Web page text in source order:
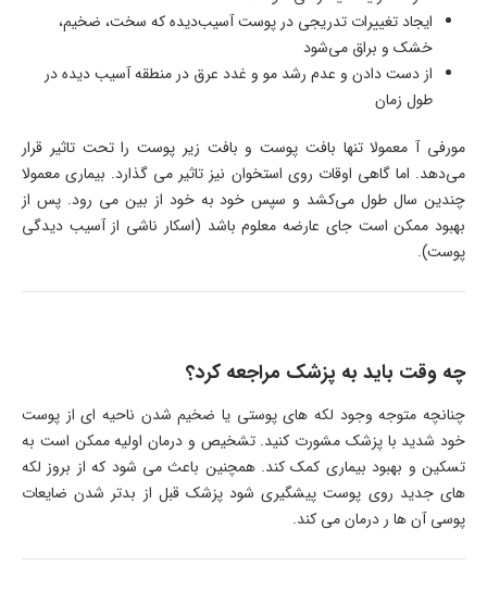
ایجاد تغییرات تدریجی در پوست آسیب‌دیده که سخت، ضخیم،
خشک و براق می‌شود
از دست دادن و عدم رشد مو و غدد عرق در منطقه آسیب دیده در
طول زمان
مورفی آ معمولا تنها بافت پوست و بافت زیر پوست را تحت تاثیر قرار
می‌دهد. اما گاهی اوقات روی استخوان نیز تاثیر می گذارد. بیماری معمولا
چندین سال طول می‌کشد و سپس خود به خود از بین می رود. پس از
بهبود ممکن است جای عارضه معلوم باشد (اسکار ناشی از آسیب دیدگی
پوست).
چه وقت باید به پزشک مراجعه کرد؟
چنانچه متوجه وجود لکه های پوستی یا ضخیم شدن ناحیه ای از پوست
خود شدید با پزشک مشورت کنید. تشخیص و درمان اولیه ممکن است به
تسکین و بهبود بیماری کمک کند. همچنین باعث می شود که از بروز لکه
های جدید روی پوست پیشگیری شود پزشک قبل از بدتر شدن ضایعات
پوسی آن ها ر درمان می کند.